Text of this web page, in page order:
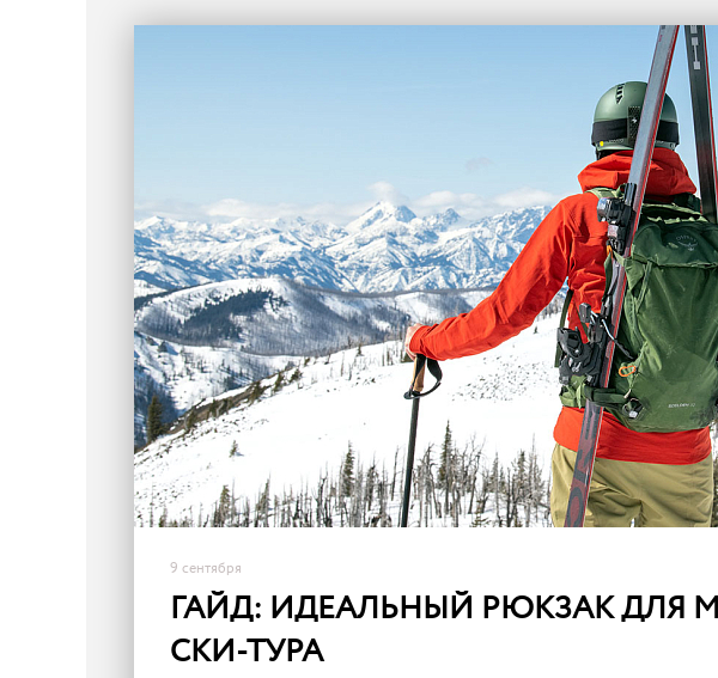
9 сентября
ГАЙД: ИДЕАЛЬНЫЙ РЮКЗАК ДЛЯ
СКИ-ТУРА